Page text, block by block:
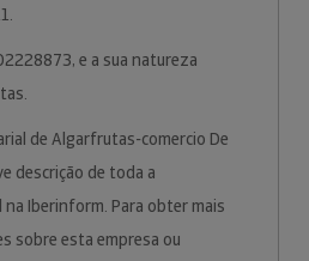
e a sua natureza
de Algarfrutas-comercio De
descrição de toda a
Iberinform. Para obter mais
sobre esta empresa ou